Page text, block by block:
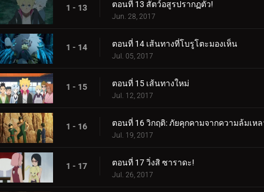
1 - 13 ตอนที่ 13 สัตว์อสูรปรากฏตัว!
Jun. 28, 2017
1 - 14 ตอนที่ 14 เส้นทางที่โบรูโตะมองเห็น
Jul. 05, 2017
1 - 15 ตอนที่ 15 เส้นทางใหม่
Jul. 12, 2017
1 - 16 ตอนที่ 16 วิกฤติ: ภัยคุกคามจากความล้มเห
Jul. 19, 2017
1 - 17 ตอนที่ 17 วิ่งสิ ซาราดะ!
Jul. 26, 2017